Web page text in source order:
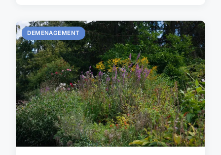
DEMENAGEMENT